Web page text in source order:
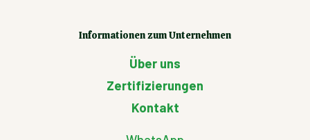
Informationen zum Unternehmen
Über uns
Zertifizierungen
Kontakt